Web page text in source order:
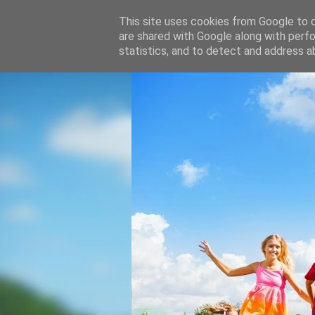
This site uses cookies from Google to
are shared with Google along with
statistics, and to detect and address